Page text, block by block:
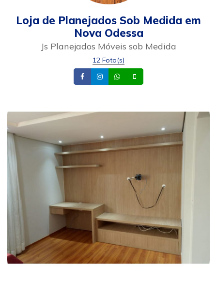
Loja de Planejados Sob Medida em
Nova Odessa
Js Planejados Móveis sob Medida
12 Foto(s)
FacebookInstagramWhatsapp